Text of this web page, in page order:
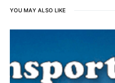
YOU MAY ALSO LIKE